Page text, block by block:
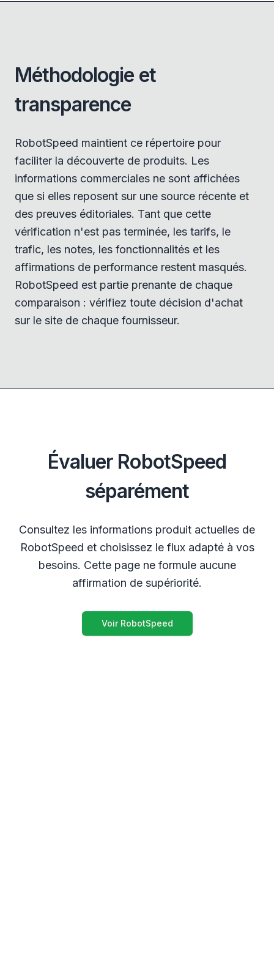
Méthodologie et
transparence
RobotSpeed maintient ce répertoire pour
faciliter la découverte de produits. Les
informations commerciales ne sont affichées
que si elles reposent sur une source récente et
des preuves éditoriales. Tant que cette
vérification n'est pas terminée, les tarifs, le
trafic, les notes, les fonctionnalités et les
affirmations de performance restent masqués.
RobotSpeed est partie prenante de chaque
comparaison : vérifiez toute décision d'achat
sur le site de chaque fournisseur.
Évaluer RobotSpeed
séparément
Consultez les informations produit actuelles de
RobotSpeed et choisissez le flux adapté à vos
besoins. Cette page ne formule aucune
affirmation de supériorité.
Voir RobotSpeed